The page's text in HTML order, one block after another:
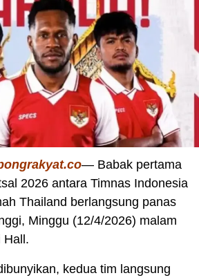
— Babak pertama
2026 antara Timnas Indonesia
Thailand berlangsung panas
Minggu (12/4/2026) malam
Hall.
kedua tim langsung